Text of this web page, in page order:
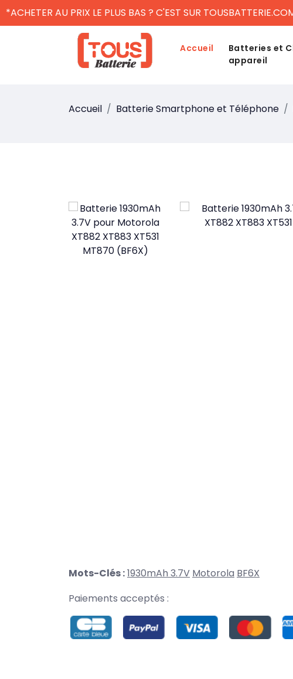
*ACHETER AU PRIX LE PLUS BAS ? C'EST SUR
Accueil
Batteries et
appareil
Accueil Batterie Smartphone et Téléphone
Mots-Clés :1930mAh 3.7V Motorola BF6X
Paiements acceptés :